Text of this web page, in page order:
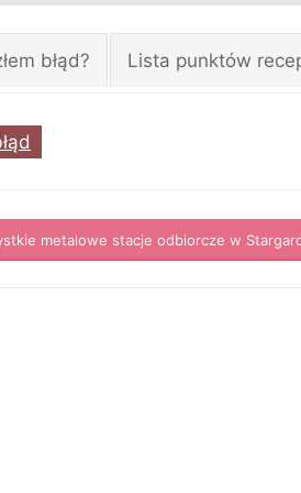
błąd? Lista punktów
metalowe stacje odbiorcze w